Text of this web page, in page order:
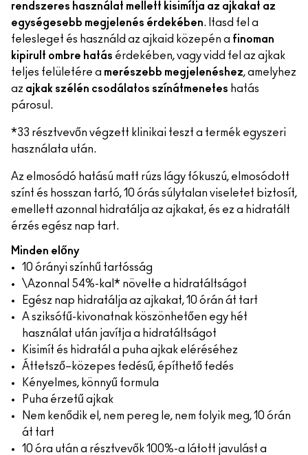
rendszeres használat mellett kisimítja az ajkakat az
egységesebb megjelenés érdekében. Itasd fel a
felesleget és használd az ajkaid közepén a finoman
kipirult ombre hatás érdekében, vagy vidd fel az ajkak
teljes felületére a merészebb megjelenéshez, amelyhez
az ajkak szélén csodálatos színátmenetes hatás
párosul.
*33 résztvevőn végzett klinikai teszt a termék egyszeri
használata után.
Az elmosódó hatású matt rúzs lágy fókuszú, elmosódott
színt és hosszan tartó, 10 órás súlytalan viseletet biztosít,
emellett azonnal hidratálja az ajkakat, és ez a hidratált
érzés egész nap tart.
Minden előny
10 órányi színhű tartósság
\Azonnal 54%-kal* növelte a hidratáltságot
Egész nap hidratálja az ajkakat, 10 órán át tart
A sziksófű-kivonatnak köszönhetően egy hét
használat után javítja a hidratáltságot
Kisimít és hidratál a puha ajkak eléréséhez
Áttetsző–közepes fedésű, építhető fedés
Kényelmes, könnyű formula
Puha érzetű ajkak
Nem kenődik el, nem pereg le, nem folyik meg, 10 órán
át tart
10 óra után a résztvevők 100%-a látott javulást a